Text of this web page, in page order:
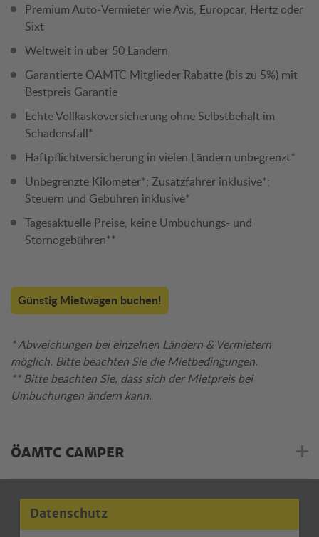
Premium Auto-Vermieter wie Avis, Europcar, Hertz oder
Sixt
Weltweit in über 50 Ländern
Garantierte ÖAMTC Mitglieder Rabatte (bis zu 5%) mit
Bestpreis Garantie
Echte Vollkaskoversicherung ohne Selbstbehalt im
Schadensfall*
Haftpflichtversicherung in vielen Ländern unbegrenzt*
Unbegrenzte Kilometer*; Zusatzfahrer inklusive*;
Steuern und Gebühren inklusive*
Tagesaktuelle Preise, keine Umbuchungs- und
Stornogebühren**
Günstig Mietwagen buchen!
* Abweichungen bei einzelnen Ländern & Vermietern
möglich. Bitte beachten Sie die Mietbedingungen.
** Bitte beachten Sie, dass sich der Mietpreis bei
Umbuchungen ändern kann.
ÖAMTC CAMPER
Datenschutz